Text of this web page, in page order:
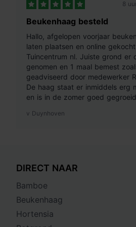
8
Beukenhaag besteld
Hallo, afgelopen voorjaar
laten plaatsen en online
Tuincentrum nl. Juiste grond er
genomen en 1 maal bemest
geadviseerd door medewerker
De haag staat er inmiddels erg
en is in de zomer goed
v Duynhoven
DIRECT NAAR
Bamboe
Beukenhaag
Hortensia